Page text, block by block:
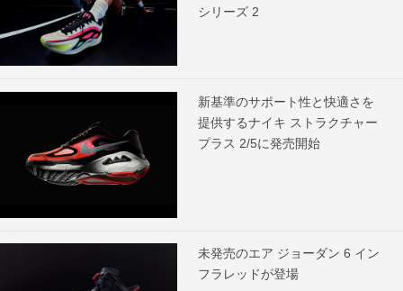
シリーズ 2
新基準のサポート性と快適さを
提供するナイキ ストラクチャー
プラス 2/5に発売開始
未発売のエア ジョーダン 6 イン
フラレッドが登場